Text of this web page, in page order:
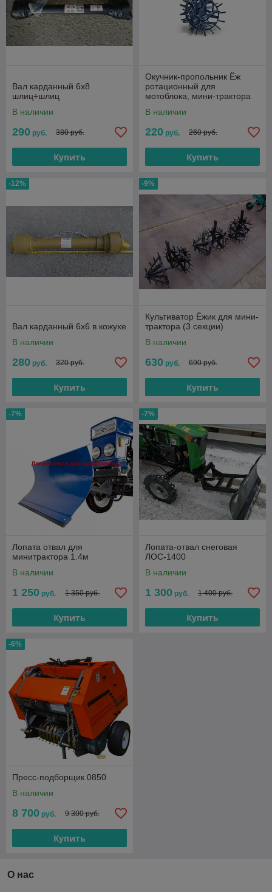
Вал карданный 6х8
шлиц+шлиц
В наличии
290 руб. 380 руб.
Купить
Окучник-пропольник Ёж
ротационный для
мотоблока, мини-трактора
В наличии
220 руб. 260 руб.
Купить
-12%
Вал карданный 6х6 в кожухе
В наличии
280 руб. 320 руб.
Купить
-9%
Культиватор Ёжик для мини-
трактора (3 секции)
В наличии
630 руб. 690 руб.
Купить
-7%
Лопата отвал для
минитрактора 1.4м
В наличии
1 250 руб. 1 350 руб.
Купить
-7%
Лопата-отвал снеговая
ЛОС-1400
В наличии
1 300 руб. 1 400 руб.
Купить
-6%
Пресс-подборщик 0850
В наличии
8 700 руб. 9 300 руб.
Купить
О нас